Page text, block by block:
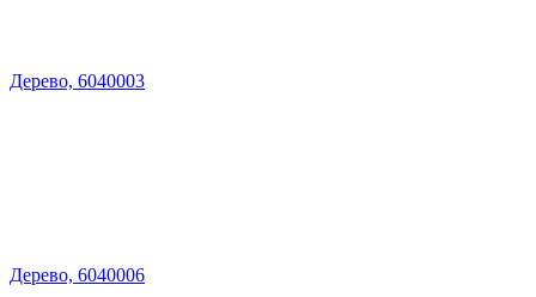
Дерево, 6040003
Дерево, 6040006